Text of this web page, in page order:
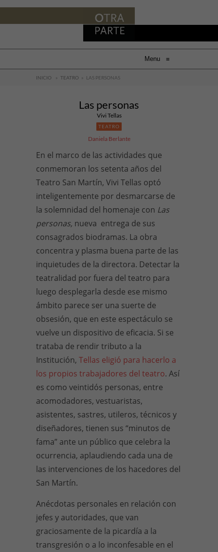
Menu ≡
INICIO » TEATRO » LAS PERSONAS
Las personas
Vivi Tellas
TEATRO
Daniela Berlante
En el marco de las actividades que
conmemoran los setenta años del
Teatro San Martín, Vivi Tellas optó
inteligentemente por desmarcarse de
la solemnidad del homenaje con Las
personas, nueva entrega de sus
consagrados biodramas. La obra
concentra y plasma buena parte de las
inquietudes de la directora. Detectar la
teatralidad por fuera del teatro para
luego desplegarla desde ese mismo
ámbito parece ser una suerte de
obsesión, que en este espectáculo se
vuelve un dispositivo de eficacia. Si se
trataba de rendir tributo a la
Institución, Tellas eligió para hacerlo a
los propios trabajadores del teatro. Así
es como veintidós personas, entre
acomodadores, vestuaristas,
asistentes, sastres, utileros, técnicos y
diseñadores, tienen sus “minutos de
fama” ante un público que celebra la
ocurrencia, aplaudiendo cada una de
las intervenciones de los hacedores del
San Martín.
Anécdotas personales en relación con
jefes y autoridades, que van
graciosamente de la picardía a la
transgresión o a lo inconfesable en el